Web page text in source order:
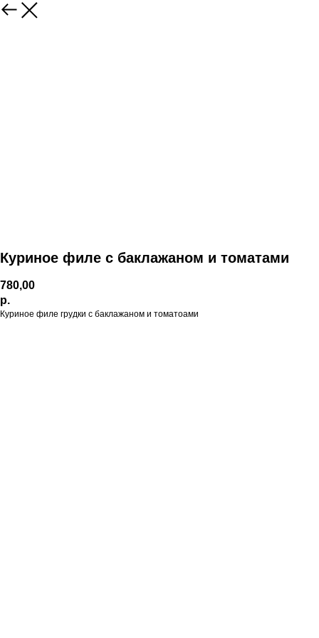
Куриное филе с баклажаном и томатами
780,00
р.
Куриное филе грудки с баклажаном и томатоами